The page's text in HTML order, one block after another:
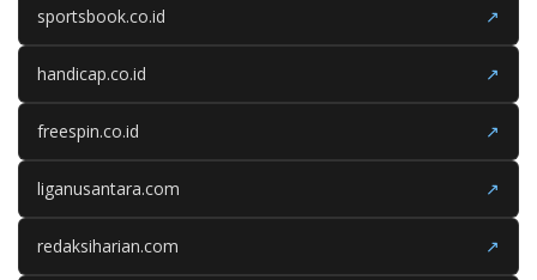
sportsbook.co.id ↗
handicap.co.id ↗
freespin.co.id ↗
liganusantara.com ↗
redaksiharian.com ↗